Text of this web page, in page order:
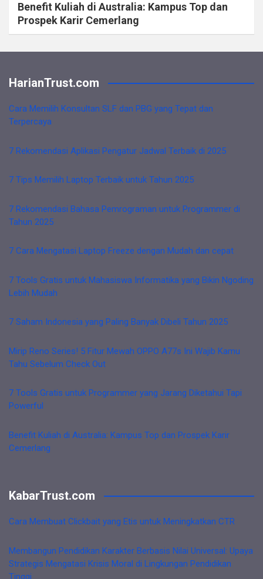
Benefit Kuliah di Australia: Kampus Top dan
Prospek Karir Cemerlang
HarianTrust.com
Cara Memilih Konsultan SLF dan PBG yang Tepat dan
Terpercaya
7 Rekomendasi Aplikasi Pengatur Jadwal Terbaik di 2025
7 Tips Memilih Laptop Terbaik untuk Tahun 2025
7 Rekomendasi Bahasa Pemrograman untuk Programmer di
Tahun 2025
7 Cara Mengatasi Laptop Freeze dengan Mudah dan cepat
7 Tools Gratis untuk Mahasiswa Informatika yang Bikin Ngoding
Lebih Mudah
7 Saham Indonesia yang Paling Banyak Dibeli Tahun 2025
Mirip Reno Series! 5 Fitur Mewah OPPO A77s Ini Wajib Kamu
Tahu Sebelum Check Out
7 Tools Gratis untuk Programmer yang Jarang Diketahui Tapi
Powerful
Benefit Kuliah di Australia: Kampus Top dan Prospek Karir
Cemerlang
KabarTrust.com
Cara Membuat Clickbait yang Etis untuk Meningkatkan CTR
Membangun Pendidikan Karakter Berbasis Nilai Universal: Upaya
Strategis Mengatasi Krisis Moral di Lingkungan Pendidikan
Tinggi